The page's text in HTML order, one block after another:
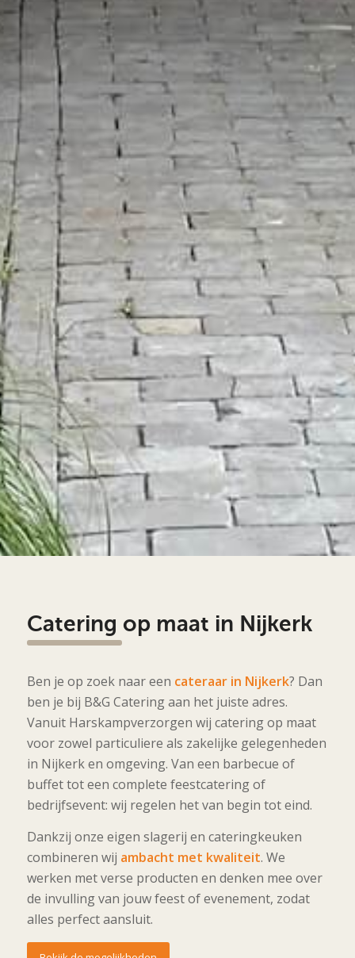
Catering op maat in Nijkerk
Ben je op zoek naar een cateraar in Nijkerk? Dan
ben je bij B&G Catering aan het juiste adres.
Vanuit Harskampverzorgen wij catering op maat
voor zowel particuliere als zakelijke gelegenheden
in Nijkerk en omgeving. Van een barbecue of
buffet tot een complete feestcatering of
bedrijfsevent: wij regelen het van begin tot eind.
Dankzij onze eigen slagerij en cateringkeuken
combineren wij ambacht met kwaliteit. We
werken met verse producten en denken mee over
de invulling van jouw feest of evenement, zodat
alles perfect aansluit.